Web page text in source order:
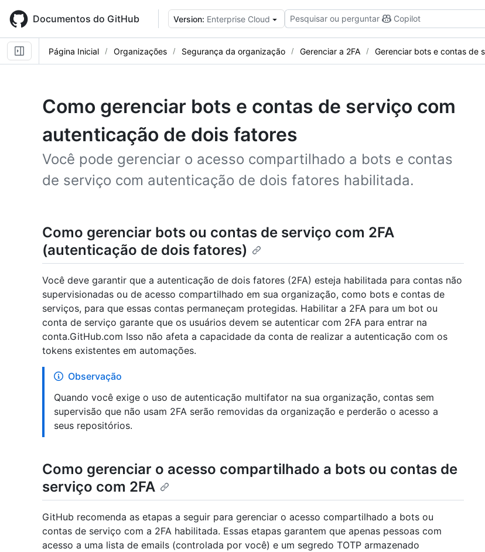
main
content
Documentos do GitHub Version: Enterprise Cloud Pesquisar ou perguntar Copilot
Página Inicial Organizações Segurança da organização Gerenciar a 2FA Gerenciar bots e contas de
Como gerenciar bots e contas de serviço com
autenticação de dois fatores
Você pode gerenciar o acesso compartilhado a bots e contas
de serviço com autenticação de dois fatores habilitada.
Como gerenciar bots ou contas de serviço com 2FA
(autenticação de dois fatores)
Você deve garantir que a autenticação de dois fatores (2FA) esteja habilitada para contas não
supervisionadas ou de acesso compartilhado em sua organização, como bots e contas de
serviços, para que essas contas permaneçam protegidas. Habilitar a 2FA para um bot ou
conta de serviço garante que os usuários devem se autenticar com 2FA para entrar na
conta.GitHub.com Isso não afeta a capacidade da conta de realizar a autenticação com os
tokens existentes em automações.
Observação
Quando você exige o uso de autenticação multifator na sua organização, contas sem
supervisão que não usam 2FA serão removidas da organização e perderão o acesso a
seus repositórios.
Como gerenciar o acesso compartilhado a bots ou contas de
serviço com 2FA
GitHub recomenda as etapas a seguir para gerenciar o acesso compartilhado a bots ou
contas de serviço com a 2FA habilitada. Essas etapas garantem que apenas pessoas com
acesso a uma lista de emails (controlada por você) e um segredo TOTP armazenado